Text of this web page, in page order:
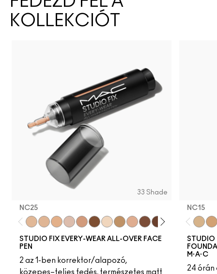
KOLLEKCIÓT
33 Shade
NC25
STUDIO FIX EVERY-WEAR ALL-OVER FACE
PEN
2 az 1-ben korrektor/alapozó,
közepes–teljes fedés, természetes matt
NC15
STUDIO
M·A·C
24